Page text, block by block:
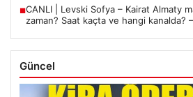
■CANLI | Levski Sofya – Kairat Almaty
zaman? Saat kaçta ve hangi kanalda?
Güncel